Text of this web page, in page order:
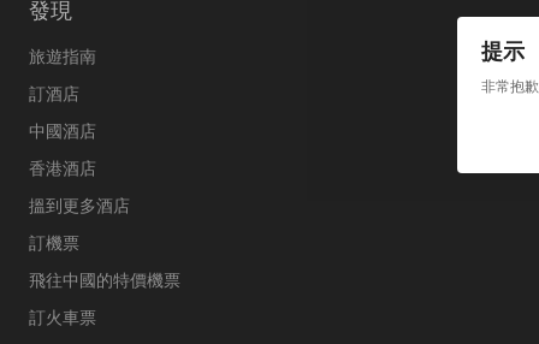
提示
非常抱
發現
旅遊指南
訂酒店
中國酒店
香港酒店
搵到更多酒店
訂機票
飛往中國的特價機票
訂火車票